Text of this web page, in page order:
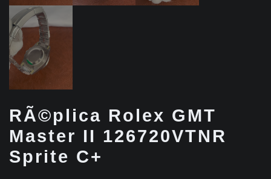
RÃ©plica Rolex GMT
Master II 126720VTNR
Sprite C+